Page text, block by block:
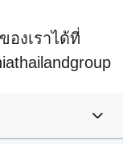
งเราได้ที่